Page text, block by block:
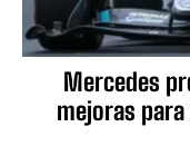
Mercedes
mejoras